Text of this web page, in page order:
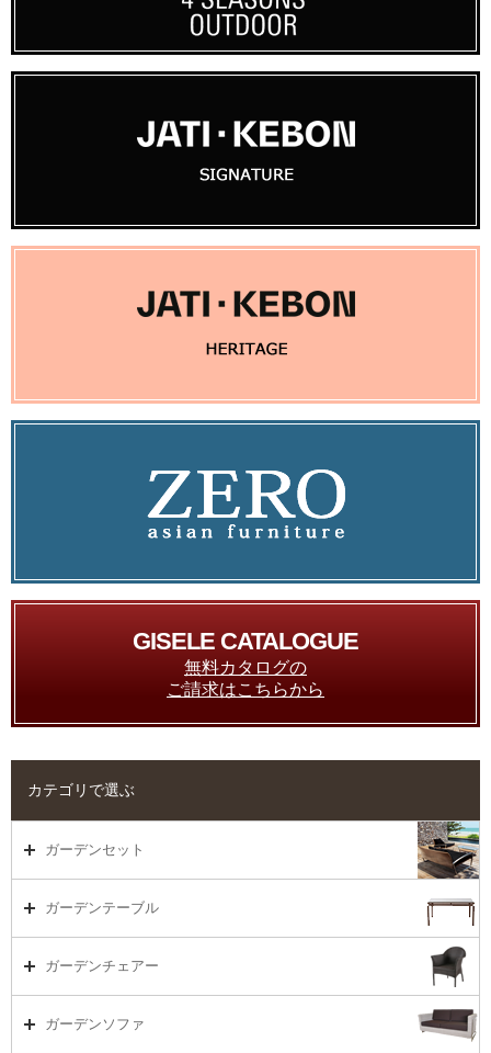
GISELE CATALOGUE
無料カタログの
ご請求はこちらから
カテゴリで選ぶ
ガーデンセット
ガーデンセット（海外在庫）
ガーデンテーブル
ガーデンテーブルTOP
ガーデンチェアー
ガーデンチェアーTOP
ガーデンソファ